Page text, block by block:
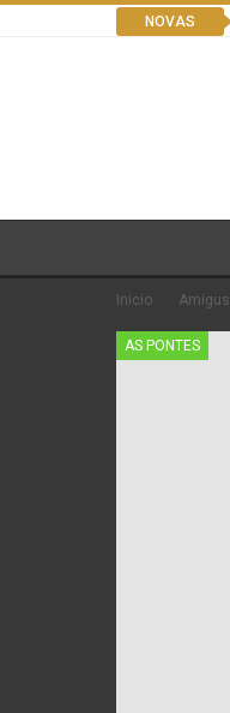
NOVAS
Inicio Amigus
AS PONTES